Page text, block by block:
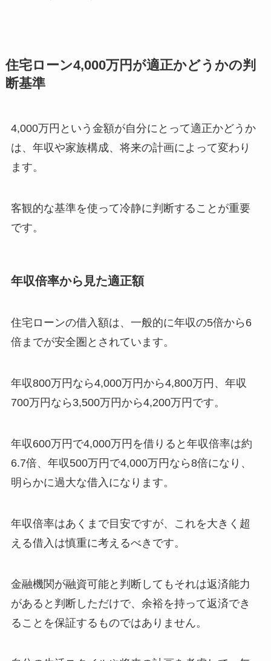
住宅ローン4,000万円が適正かどうかの判
断基準
4,000万円という金額が自分にとって適正かどうか
は、年収や家族構成、将来の計画によって変わり
ます。
客観的な基準を使って冷静に判断することが重要
です。
年収倍率から見た適正額
住宅ローンの借入額は、一般的に年収の5倍から6
倍までが安全圏とされています。
年収800万円なら4,000万円から4,800万円、年収
700万円なら3,500万円から4,200万円です。
年収600万円で4,000万円を借りると年収倍率は約
6.7倍、年収500万円で4,000万円なら8倍になり、
明らかに過大な借入になります。
年収倍率はあくまで目安ですが、これを大きく超
える借入は慎重に考えるべきです。
金融機関が融資可能と判断してもそれは返済能力
があると判断しただけで、余裕を持って返済でき
ることを保証するものではありません。